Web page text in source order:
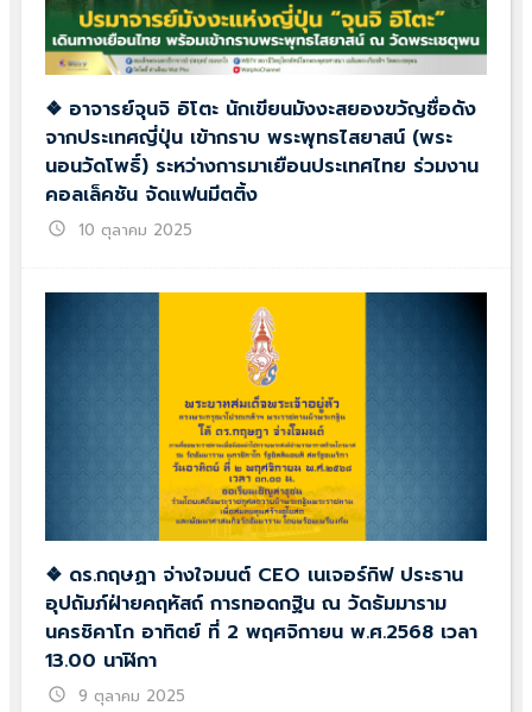
❖ อาจารย์จุนจิ อิโตะ นักเขียนมังงะสยองขวัญชื่อดัง
จากประเทศญี่ปุ่น เข้ากราบ พระพุทธไสยาสน์ (พระ
นอนวัดโพธิ์) ระหว่างการมาเยือนประเทศไทย ร่วมงาน
คอลเล็คชัน จัดแฟนมีตติ้ง
schedule 10 ตุลาคม 2025
❖ ดร.กฤษฏา จ่างใจมนต์ CEO เนเจอร์กิฟ ประธาน
อุปถัมภ์ฝ่ายคฤหัสถ์ การทอดกฐิน ณ วัดธัมมาราม
นครชิคาโก อาทิตย์ ที่ 2 พฤศจิกายน พ.ศ.2568 เวลา
13.00 นาฬิกา
schedule 9 ตุลาคม 2025